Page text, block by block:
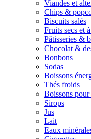
Viandes et
Chips &
Biscuits salés
Fruits secs et
Pâtisseries &
Chocolat &
Bonbons
Sodas
Boissons
Thés froids
Boissons
Sirops
Jus
Lait
Eaux